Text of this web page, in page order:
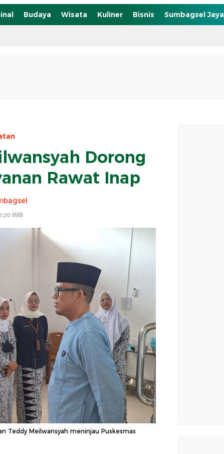
Budaya Wisata Kuliner Bisnis Sumbagsel Jaya
Dorong
Rawat Inap
WIB
Teddy Meilwansyah meninjau Puskesmas